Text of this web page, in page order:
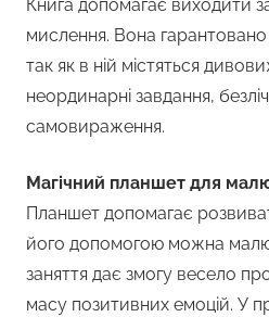
Книга допомагає виходити
мислення. Вона
так як в ній містяться
неординарні завдання,
самовираження.
Магічний планшет для
Планшет допомагає
його допомогою можна
заняття дає змогу весело
масу позитивних емоцій. У